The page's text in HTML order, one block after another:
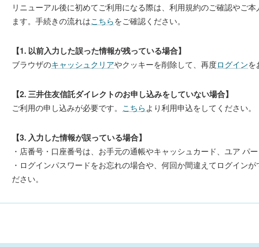
リニューアル後に初めてご利用になる際は、利用規約のご確認やご
ます。手続きの流れはこちらをご確認ください。
【1. 以前入力した誤った情報が残っている場合】
ブラウザのキャッシュクリアやクッキーを削除して、再度ログインを
【2. 三井住友信託ダイレクトのお申し込みをしていない場合】
ご利用の申し込みが必要です。 こちらより利用申込をしてください。
【3. 入力した情報が誤っている場合】
・店番号・口座番号は、お手元の通帳やキャッシュカード、ユア パ
・ログインパスワードをお忘れの場合や、何回か間違えてログイン
ださい。